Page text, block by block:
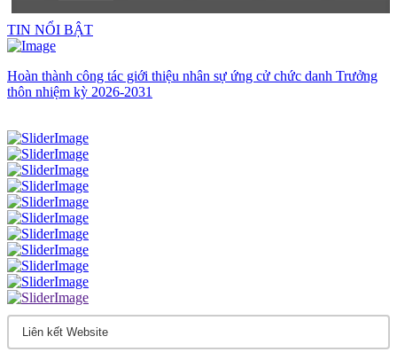
TIN NỔI BẬT
Hoàn thành công tác giới thiệu nhân sự ứng cử chức danh Trưởng
thôn nhiệm kỳ 2026-2031